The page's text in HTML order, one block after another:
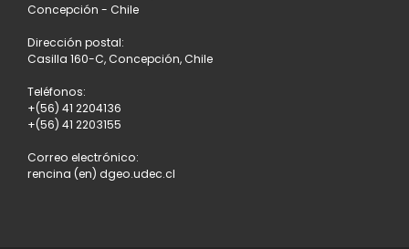
Concepción - Chile
Dirección postal:
Casilla 160-C, Concepción, Chile
Teléfonos:
+(56) 41 2204136
+(56) 41 2203155
Correo electrónico:
rencina (en) dgeo.udec.cl